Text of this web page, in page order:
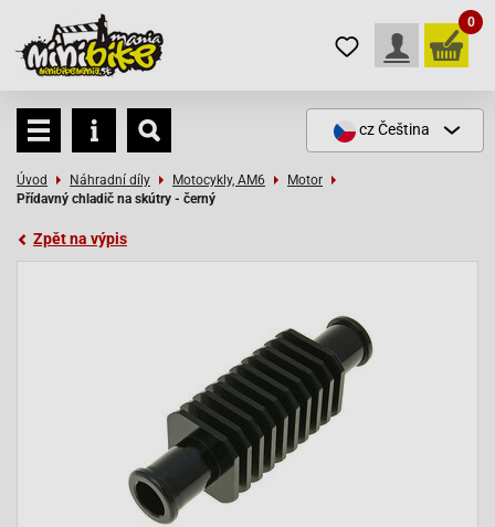
0
czČeština
Úvod Náhradní díly Motocykly, AM6
Motor
Přídavný chladič na skútry - černý
Zpět na výpis